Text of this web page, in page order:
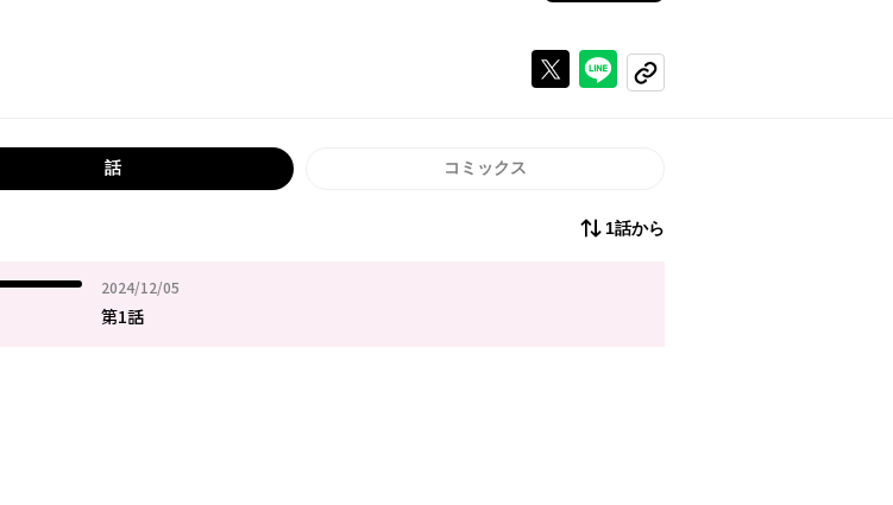
Xで投稿するラインでシェアする
コピーする
話 コミックス
1話から
2024/12/05
2024年12月05日
第1話